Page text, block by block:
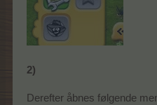
2)
Derefter åbnes følgende